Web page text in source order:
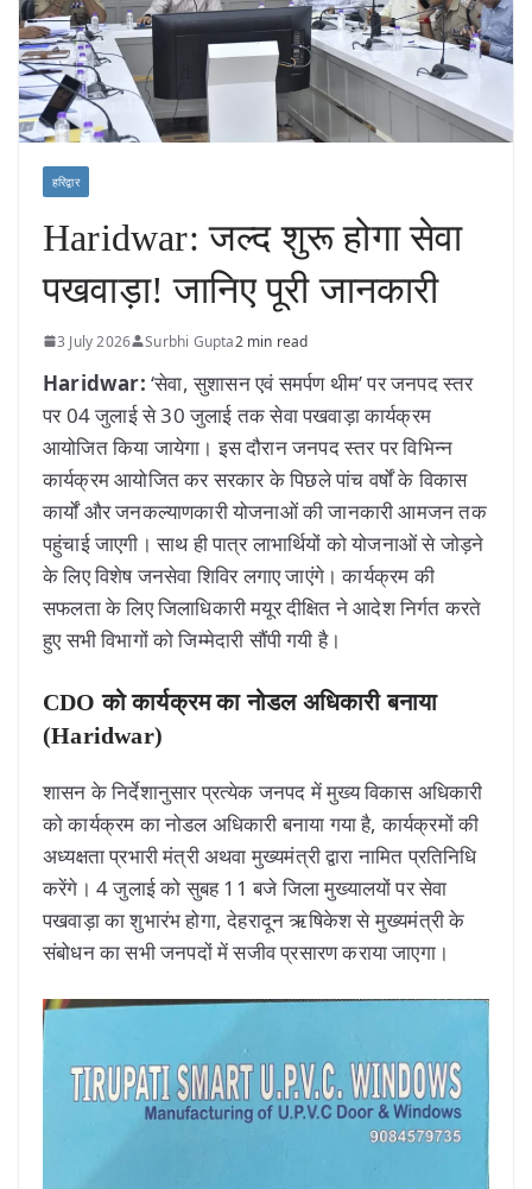
हरिद्वार
Haridwar: जल्द शुरू होगा सेवा
पखवाड़ा! जानिए पूरी जानकारी
3 July 2026 Surbhi Gupta2 min read
Haridwar: ‘सेवा, सुशासन एवं समर्पण थीम’ पर जनपद स्तर
पर 04 जुलाई से 30 जुलाई तक सेवा पखवाड़ा कार्यक्रम
आयोजित किया जायेगा। इस दौरान जनपद स्तर पर विभिन्न
कार्यक्रम आयोजित कर सरकार के पिछले पांच वर्षों के विकास
कार्यों और जनकल्याणकारी योजनाओं की जानकारी आमजन तक
पहुंचाई जाएगी। साथ ही पात्र लाभार्थियों को योजनाओं से जोड़ने
के लिए विशेष जनसेवा शिविर लगाए जाएंगे। कार्यक्रम की
सफलता के लिए जिलाधिकारी मयूर दीक्षित ने आदेश निर्गत करते
हुए सभी विभागों को जिम्मेदारी सौंपी गयी है।
CDO को कार्यक्रम का नोडल अधिकारी बनाया
(Haridwar)
शासन के निर्देशानुसार प्रत्येक जनपद में मुख्य विकास अधिकारी
को कार्यक्रम का नोडल अधिकारी बनाया गया है, कार्यक्रमों की
अध्यक्षता प्रभारी मंत्री अथवा मुख्यमंत्री द्वारा नामित प्रतिनिधि
करेंगे। 4 जुलाई को सुबह 11 बजे जिला मुख्यालयों पर सेवा
पखवाड़ा का शुभारंभ होगा, देहरादून ऋषिकेश से मुख्यमंत्री के
संबोधन का सभी जनपदों में सजीव प्रसारण कराया जाएगा।